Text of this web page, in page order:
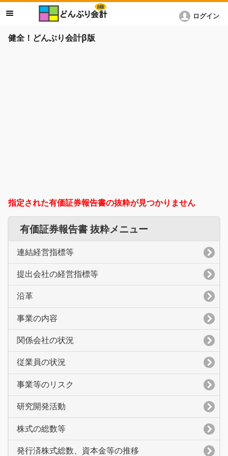
健全！どんぶり会計β版
ログイン
指定された有価証券報告書の抜粋が見つかりません
有価証券報告書 抜粋メニュー
連結経営指標等
提出会社の経営指標等
沿革
事業の内容
関係会社の状況
従業員の状況
事業等のリスク
研究開発活動
株式の総数等
発行済株式総数、資本金等の推移